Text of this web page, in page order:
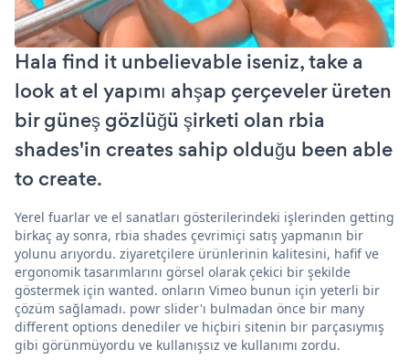
Hala find it unbelievable iseniz, take a
look at el yapımı ahşap çerçeveler üreten
bir güneş gözlüğü şirketi olan rbia
shades'in creates sahip olduğu been able
to create.
Yerel fuarlar ve el sanatları gösterilerindeki işlerinden getting
birkaç ay sonra, rbia shades çevrimiçi satış yapmanın bir
yolunu arıyordu. ziyaretçilere ürünlerinin kalitesini, hafif ve
ergonomik tasarımlarını görsel olarak çekici bir şekilde
göstermek için wanted. onların Vimeo bunun için yeterli bir
çözüm sağlamadı. powr slider'ı bulmadan önce bir many
different options denediler ve hiçbiri sitenin bir parçasıymış
gibi görünmüyordu ve kullanışsız ve kullanımı zordu.